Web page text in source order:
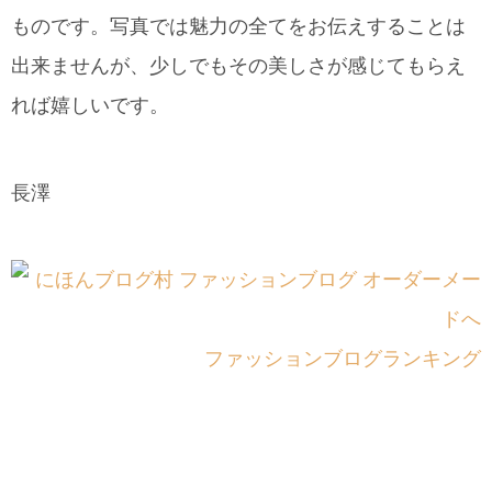
ものです。写真では魅力の全てをお伝えすることは
出来ませんが、少しでもその美しさが感じてもらえ
れば嬉しいです。
長澤
ファッションブログランキング